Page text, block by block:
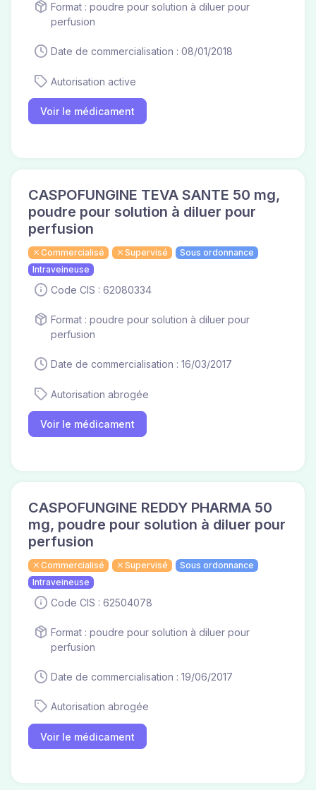
Format : poudre pour solution à diluer pour
perfusion
Date de commercialisation : 08/01/2018
Autorisation active
Voir le médicament
CASPOFUNGINE TEVA SANTE 50 mg,
poudre pour solution à diluer pour
perfusion
Commercialisé Supervisé
Sous ordonnance
Intraveineuse
Code CIS : 62080334
Format : poudre pour solution à diluer pour
perfusion
Date de commercialisation : 16/03/2017
Autorisation abrogée
Voir le médicament
CASPOFUNGINE REDDY PHARMA 50
mg, poudre pour solution à diluer pour
perfusion
Commercialisé Supervisé
Sous ordonnance
Intraveineuse
Code CIS : 62504078
Format : poudre pour solution à diluer pour
perfusion
Date de commercialisation : 19/06/2017
Autorisation abrogée
Voir le médicament